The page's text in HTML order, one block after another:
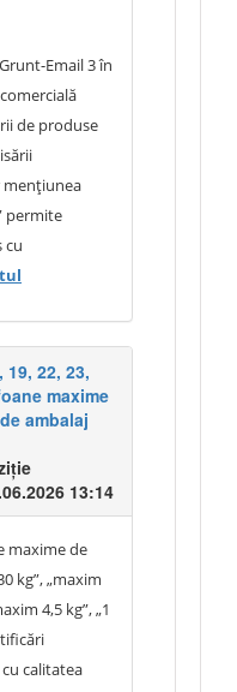
egale
a fost stabilit
ale
și
Cerința
asigurarea
și
a avea ca
În
eliminare a
și de
ambalajul
avută
după caz,
tehnică a
incorect.
Email 3 în
de produse
mențiunea
permite
cu
produsului
de
(email).
pregătite
funcțiile care,
utilizarea
Descrierea
de
și nu
având rolul
19, 22, 23,
maxime
ambalaj
13:14
maxime de
kg”, „maxim
4,5 kg”, „1
calitatea